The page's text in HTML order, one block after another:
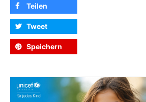
Teilen
Tweet
Speichern